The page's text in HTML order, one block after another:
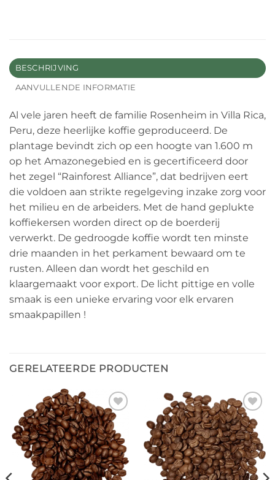
BESCHRIJVING
AANVULLENDE INFORMATIE
Al vele jaren heeft de familie Rosenheim in Villa Rica,
Peru, deze heerlijke koffie geproduceerd. De
plantage bevindt zich op een hoogte van 1.600 m
op het Amazonegebied en is gecertificeerd door
het zegel “Rainforest Alliance”, dat bedrijven eert
die voldoen aan strikte regelgeving inzake zorg voor
het milieu en de arbeiders. Met de hand geplukte
koffiekersen worden direct op de boerderij
verwerkt. De gedroogde koffie wordt ten minste
drie maanden in het perkament bewaard om te
rusten. Alleen dan wordt het geschild en
klaargemaakt voor export. De licht pittige en volle
smaak is een unieke ervaring voor elk ervaren
smaakpapillen !
GERELATEERDE PRODUCTEN
Ajouter
à la liste
de
souhaits
Ajouter
à la liste
de
souhaits